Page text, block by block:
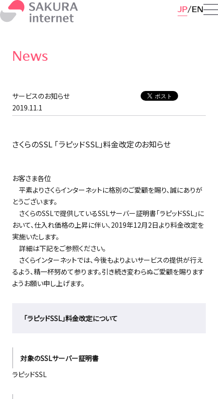
JP EN
News
サービスのお知らせ
2019.11.1
さくらのSSL 「ラピッドSSL」料金改定のお知らせ
お客さま各位
平素よりさくらインターネットに格別のご愛顧を賜り、誠にありが
とうございます。
さくらのSSLで提供しているSSLサーバー証明書「ラピッドSSL」に
おいて、仕入れ価格の上昇に伴い、2019年12月2日より料金改定を
実施いたします。
詳細は下記をご参照ください。
さくらインターネットでは、今後もよりよいサービスの提供が行え
るよう、精一杯努めて参ります。引き続き変わらぬご愛顧を賜ります
ようお願い申し上げます。
「ラピッドSSL」料金改定について
対象のSSLサーバー証明書
ラピッドSSL